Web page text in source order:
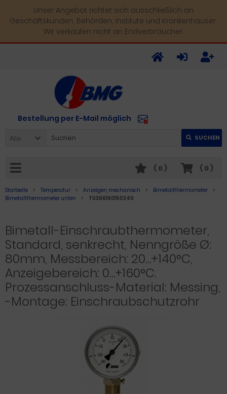
Unser Angebot richtet sich ausschließlich an
Geschäftskunden, Behörden, Institute und Krankenhäuser.
Wir verkaufen nicht an Endverbraucher.
Bestellung per E-Mail möglich
Alle SUCHEN
( 0 )
( 0 )
Startseite Temperatur Anzeigen, mechanisch
Bimetallthermometer
Bimetallthermometer unten
T0366160150240
Bimetall-Einschraubthermometer,
Standard, senkrecht, Nenngröße Ø:
80mm, Messbereich: 20…+140°C,
Anzeigebereich: 0…+160°C.
Prozessanschluss-Material: Messing,
-Montage: Einschraubschutzrohr